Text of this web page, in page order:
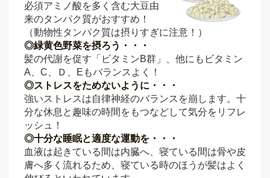
必須アミノ酸を多く含む大豆由
来のタンパク質がおすすめ！
（動物性タンパク質は摂りすぎに注意！）
◎緑黄色野菜を摂ろう・・・
髪の代謝を促す「ビタミンB群」、他にもビタミン
A、C、Ｄ、Eもバランスよく！
◎ストレスをためないように・・・
強いストレスは自律神経のバランスを崩します。十
分な休息と趣味の時間をもつなどして気分をリフレ
ッシュ！
◎十分な睡眠と適度な運動を・・・
血液は起きている間は内臓へ、寝ている間は骨や皮
膚へ多く流れるため、寝ている時のほうが髪はよく